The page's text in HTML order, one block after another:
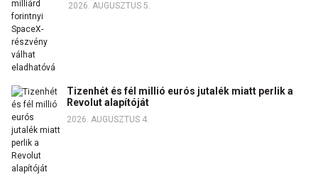
2026. AUGUSZTUS 5.
Tizenhét és fél millió eurós jutalék miatt perlik a
Revolut alapítóját
2026. AUGUSZTUS 4.